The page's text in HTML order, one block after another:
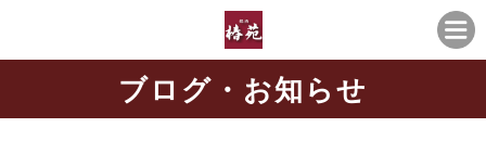
ブログ・お知らせ